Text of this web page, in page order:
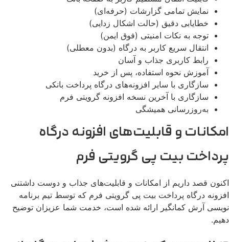
نمایش تمامی گزارشات (حرفه‌ای)
خطایابی دقیق (حالت اشکال زدایی)
توجه به نکات امنیتی (فوق ایمن)
انتقال سریع کاربر به درگاه (بدون معطلی)
رابط کاربری جذاب و آسان
آموزش نحوه استفاده، پس از خرید
سازگاری با سایر افزونه‌های درگاه پرداخت بانکی
سازگاری با آخرین نسخه افزونه گرویتی فرم
به‌روزرسانی همیشگی
و قابلیت‌های افزونه درگاه
بیت پی گرویتی فرم
قصد داریم از امکانات و قابلیت‌های جذاب و دوست داشتنی
درگاه پرداخت بیت پی گرویتی فرم که توسط تیم برنامه
آرش کمانگیر ارائه شده است، خدمت شما عزیزان توضیح